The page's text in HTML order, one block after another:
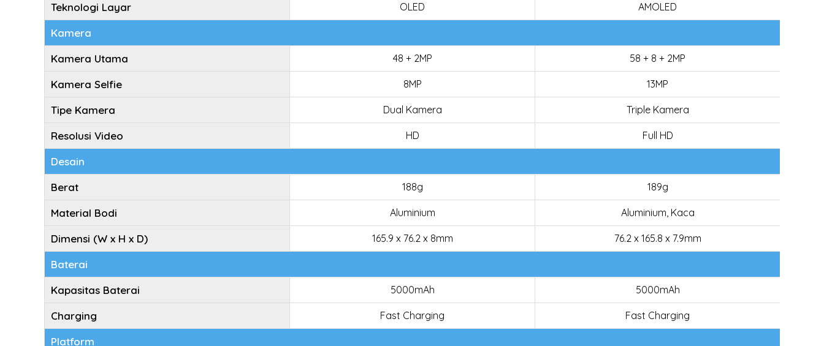
Teknologi Layar OLED AMOLED
Kamera
Kamera Utama
48 + 2MP 58 + 8 + 2MP
Kamera Selfie 8MP 13MP
Tipe Kamera Dual Kamera Triple Kamera
Resolusi Video HD Full HD
Desain
Berat
188g 189g
Material Bodi Aluminium Aluminium, Kaca
Dimensi (W x H x D) 165.9 x 76.2 x 8mm 76.2 x 165.8 x 7.9mm
Baterai
Kapasitas Baterai
5000mAh 5000mAh
Charging Fast Charging Fast Charging
Platform